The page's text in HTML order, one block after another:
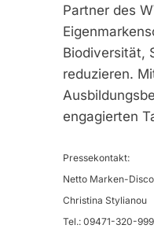
Partner des
Biodiversität,
reduzieren.
engagierten
Pressekontakt:
Netto Marken-
Christina Stylianou
Tel.: 09471-320-999